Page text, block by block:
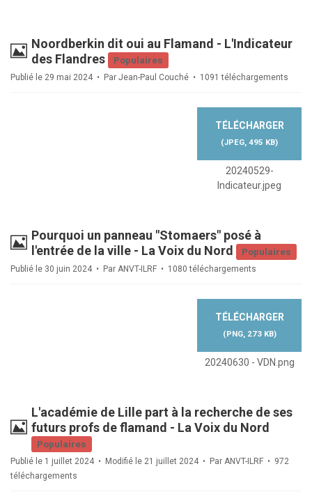
Image
Noordberkin dit oui au Flamand - L'Indicateur
des Flandres
Populaires
Publié le 29 mai 2024 Par Jean-Paul Couché 1091 téléchargements
TÉLÉCHARGER
(JPEG, 495 KB)
20240529-
Indicateur.jpeg
Image
Pourquoi un panneau "Stomaers" posé à
l'entrée de la ville - La Voix du Nord
Populaires
Publié le 30 juin 2024 Par ANVT-ILRF 1080 téléchargements
TÉLÉCHARGER
(PNG, 273 KB)
20240630 - VDN.png
Image
L'académie de Lille part à la recherche de ses
futurs profs de flamand - La Voix du Nord
Populaires
Publié le 1 juillet 2024 Modifié le 21 juillet 2024 Par ANVT-ILRF
972
téléchargements